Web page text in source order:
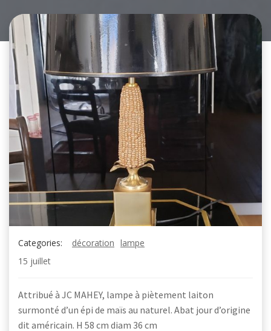
Categories: décoration lampe
15 juillet
Attribué à JC MAHEY, lampe à piètement laiton
surmonté d’un épi de maïs au naturel. Abat jour d’origine
dit américain. H 58 cm diam 36 cm